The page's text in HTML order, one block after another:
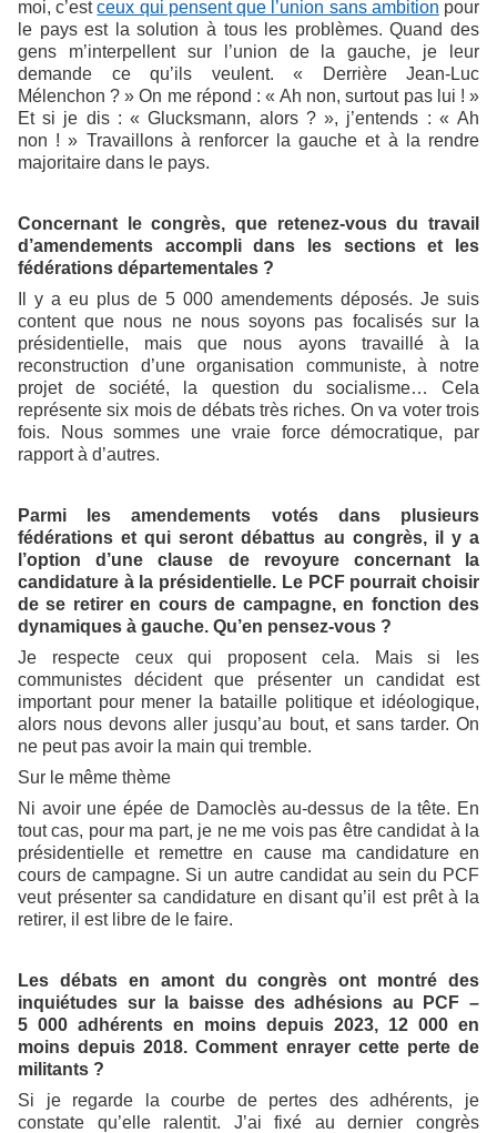
moi, c’estceux qui pensent que l’union sans ambition pour
le pays est la solution à tous les problèmes. Quand des
gens m’interpellent sur l’union de la gauche, je leur
demande ce qu’ils veulent. « Derrière Jean-Luc
Mélenchon ? » On me répond : « Ah non, surtout pas lui ! »
Et si je dis : « Glucksmann, alors ? », j’entends : « Ah
non ! » Travaillons à renforcer la gauche et à la rendre
majoritaire dans le pays.
Concernant le congrès, que retenez-vous du travail
d’amendements accompli dans les sections et les
fédérations départementales ?
Il y a eu plus de 5 000 amendements déposés. Je suis
content que nous ne nous soyons pas focalisés sur la
présidentielle, mais que nous ayons travaillé à la
reconstruction d’une organisation communiste, à notre
projet de société, la question du socialisme… Cela
représente six mois de débats très riches. On va voter trois
fois. Nous sommes une vraie force démocratique, par
rapport à d’autres.
Parmi les amendements votés dans plusieurs
fédérations et qui seront débattus au congrès, il y a
l’option d’une clause de revoyure concernant la
candidature à la présidentielle. Le PCF pourrait choisir
de se retirer en cours de campagne, en fonction des
dynamiques à gauche. Qu’en pensez-vous ?
Je respecte ceux qui proposent cela. Mais si les
communistes décident que présenter un candidat est
important pour mener la bataille politique et idéologique,
alors nous devons aller jusqu’au bout, et sans tarder. On
ne peut pas avoir la main qui tremble.
Sur le même thème
Ni avoir une épée de Damoclès au-dessus de la tête. En
tout cas, pour ma part, je ne me vois pas être candidat à la
présidentielle et remettre en cause ma candidature en
cours de campagne. Si un autre candidat au sein du PCF
veut présenter sa candidature en disant qu’il est prêt à la
retirer, il est libre de le faire.
Les débats en amont du congrès ont montré des
inquiétudes sur la baisse des adhésions au PCF –
5 000 adhérents en moins depuis 2023, 12 000 en
moins depuis 2018. Comment enrayer cette perte de
militants ?
Si je regarde la courbe de pertes des adhérents, je
constate qu’elle ralentit. J’ai fixé au dernier congrès